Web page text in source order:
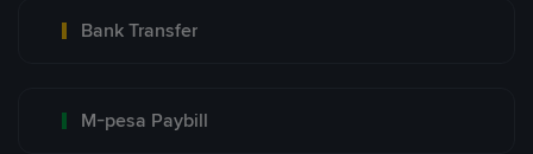
Bank Transfer
M-pesa Paybill